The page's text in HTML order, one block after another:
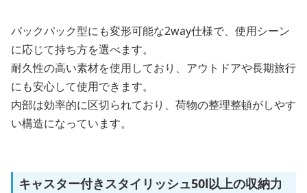
バックパック型にも変形可能な2way仕様で、使用シーン
に応じて持ち方を選べます。
耐久性の高い素材を使用しており、アウトドアや長期旅行
にも安心して使用できます。
内部は効率的に区切られており、荷物の整理整頓がしやす
い構造になっています。
キャスター付きスタイリッシュ50l以上の収納力